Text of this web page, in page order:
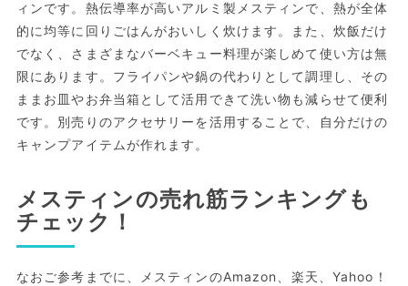
ィンです。熱伝導率が高いアルミ製メスティンで、熱が全体
的に均等に回りごはんがおいしく炊けます。また、炊飯だけ
でなく、さまざまなバーベキュー料理が楽しめて使い方は無
限にあります。フライパンや鍋の代わりとして調理し、その
ままお皿やお弁当箱として活用できて洗い物も減らせて便利
です。別売りのアクセサリーを活用することで、自分だけの
キャンプアイテムが作れます。
メスティンの売れ筋ランキングも
チェック！
なおご参考までに、メスティンのAmazon、楽天、Yahoo！